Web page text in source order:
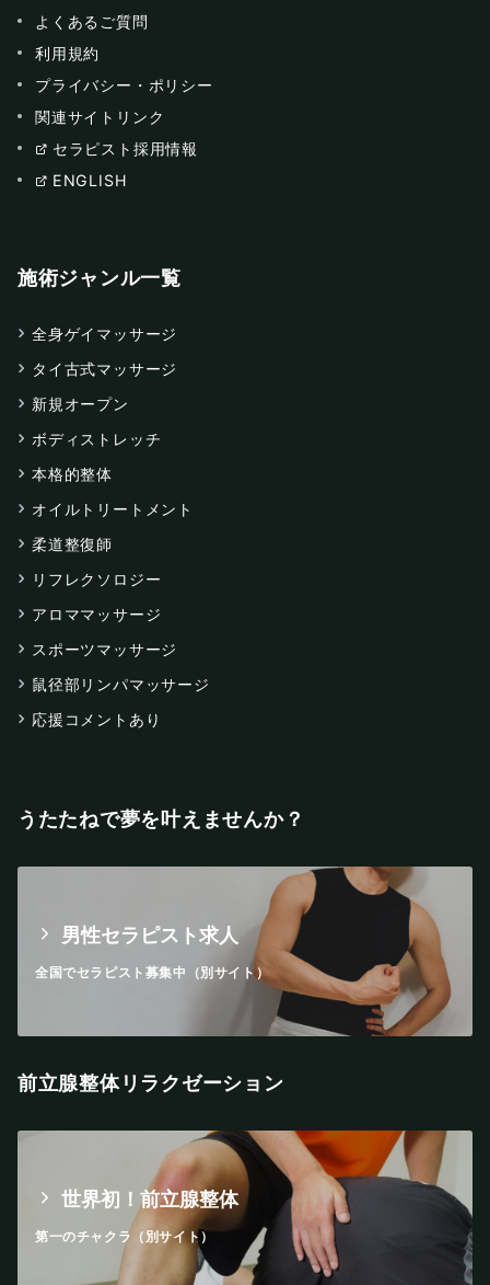
よくあるご質問
利用規約
プライバシー・ポリシー
関連サイトリンク
セラピスト採用情報
ENGLISH
施術ジャンル一覧
全身ゲイマッサージ
タイ古式マッサージ
新規オープン
ボディストレッチ
本格的整体
オイルトリートメント
柔道整復師
リフレクソロジー
アロママッサージ
スポーツマッサージ
鼠径部リンパマッサージ
応援コメントあり
うたたねで夢を叶えませんか？
男性セラピスト求人
全国でセラピスト募集中（別サイト）
前立腺整体リラクゼーション
世界初！前立腺整体
第一のチャクラ（別サイト）